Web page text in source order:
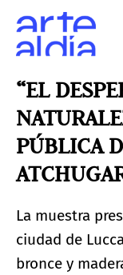
“EL
PÚBLICA
La muestra
ciudad de
bronce y